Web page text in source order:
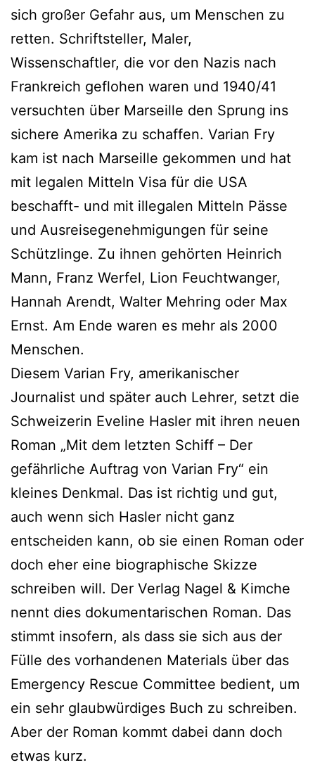
sich großer Gefahr aus, um Menschen zu
retten. Schriftsteller, Maler,
Wissenschaftler, die vor den Nazis nach
Frankreich geflohen waren und 1940/41
versuchten über Marseille den Sprung ins
sichere Amerika zu schaffen. Varian Fry
kam ist nach Marseille gekommen und hat
mit legalen Mitteln Visa für die USA
beschafft- und mit illegalen Mitteln Pässe
und Ausreisegenehmigungen für seine
Schützlinge. Zu ihnen gehörten Heinrich
Mann, Franz Werfel, Lion Feuchtwanger,
Hannah Arendt, Walter Mehring oder Max
Ernst. Am Ende waren es mehr als 2000
Menschen.
Diesem Varian Fry, amerikanischer
Journalist und später auch Lehrer, setzt die
Schweizerin Eveline Hasler mit ihren neuen
Roman „Mit dem letzten Schiff – Der
gefährliche Auftrag von Varian Fry“ ein
kleines Denkmal. Das ist richtig und gut,
auch wenn sich Hasler nicht ganz
entscheiden kann, ob sie einen Roman oder
doch eher eine biographische Skizze
schreiben will. Der Verlag Nagel & Kimche
nennt dies dokumentarischen Roman. Das
stimmt insofern, als dass sie sich aus der
Fülle des vorhandenen Materials über das
Emergency Rescue Committee bedient, um
ein sehr glaubwürdiges Buch zu schreiben.
Aber der Roman kommt dabei dann doch
etwas kurz.